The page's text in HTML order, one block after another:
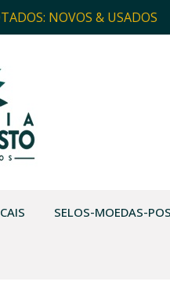
NOVOS & USADOS
SELOS-MOEDAS-